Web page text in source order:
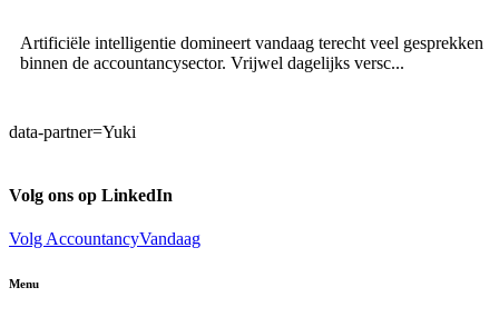
Artificiële intelligentie domineert vandaag terecht veel gesprekken
binnen de accountancysector. Vrijwel dagelijks versc...
data-partner=Yuki
Volg ons op LinkedIn
Volg AccountancyVandaag
Menu